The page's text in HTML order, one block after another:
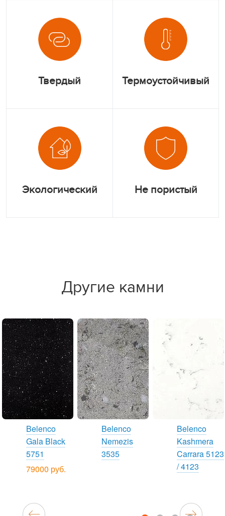
Твердый Термоустойчивый
Экологический Не пористый
Другие камни
Belenco
Gala Black
5751
79000 руб.
Belenco
Nemezis
3535
Belenco
Kashmera
Carrara 5123
/ 4123